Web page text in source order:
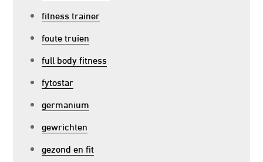
fitness trainer
foute truien
full body fitness
fytostar
germanium
gewrichten
gezond en fit